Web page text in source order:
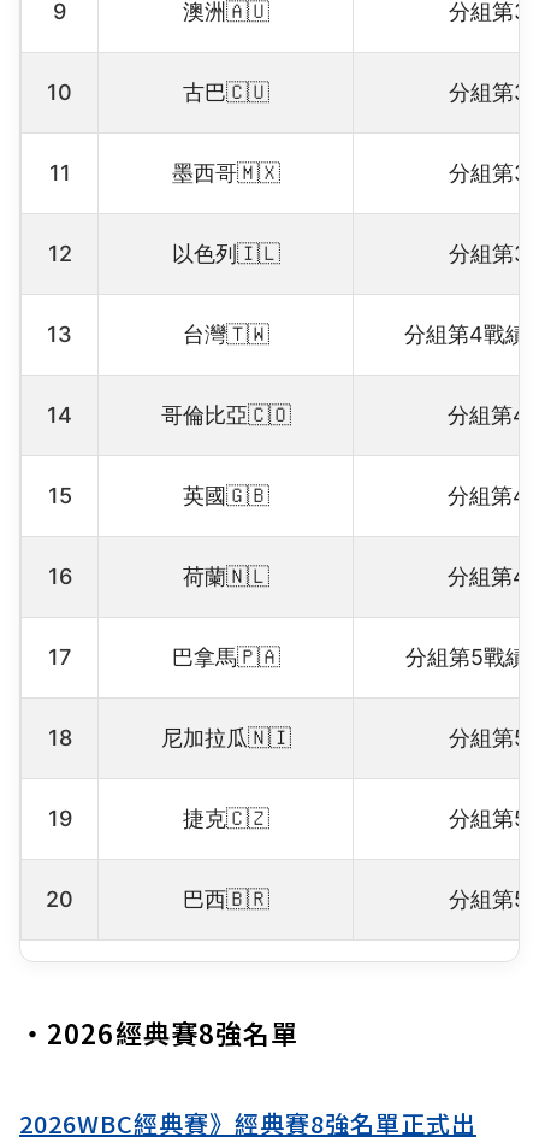
9 澳洲🇦🇺 分組第3
10 古巴🇨🇺 分組第3
11 墨西哥🇲🇽 分組第3
12 以色列🇮🇱 分組第3
13 台灣🇹🇼 分組第4戰績
14 哥倫比亞🇨🇴 分組第4
15 英國🇬🇧 分組第4
16 荷蘭🇳🇱 分組第4
17 巴拿馬🇵🇦 分組第5戰績
18 尼加拉瓜🇳🇮 分組第5
19 捷克🇨🇿 分組第5
20 巴西🇧🇷 分組第5
・2026經典賽8強名單
2026WBC經典賽》經典賽8強名單正式出